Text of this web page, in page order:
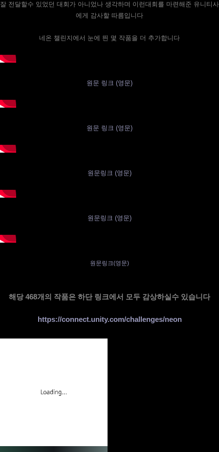
잘 전달할수 있었던 대회가 아니었나 생각하며 이런대회를 마련해준 유니티사
에게 감사할 따름입니다
네온 챌린지에서 눈에 띈 몇 작품을 더 추가합니다
원문 링크 (영문)
원문 링크 (영문)
원문링크 (영문)
원문링크 (영문)
원문링크(영문)
해당 468개의 작품은 하단 링크에서 모두 감상하실수 있습니다
https://connect.unity.com/challenges/neon